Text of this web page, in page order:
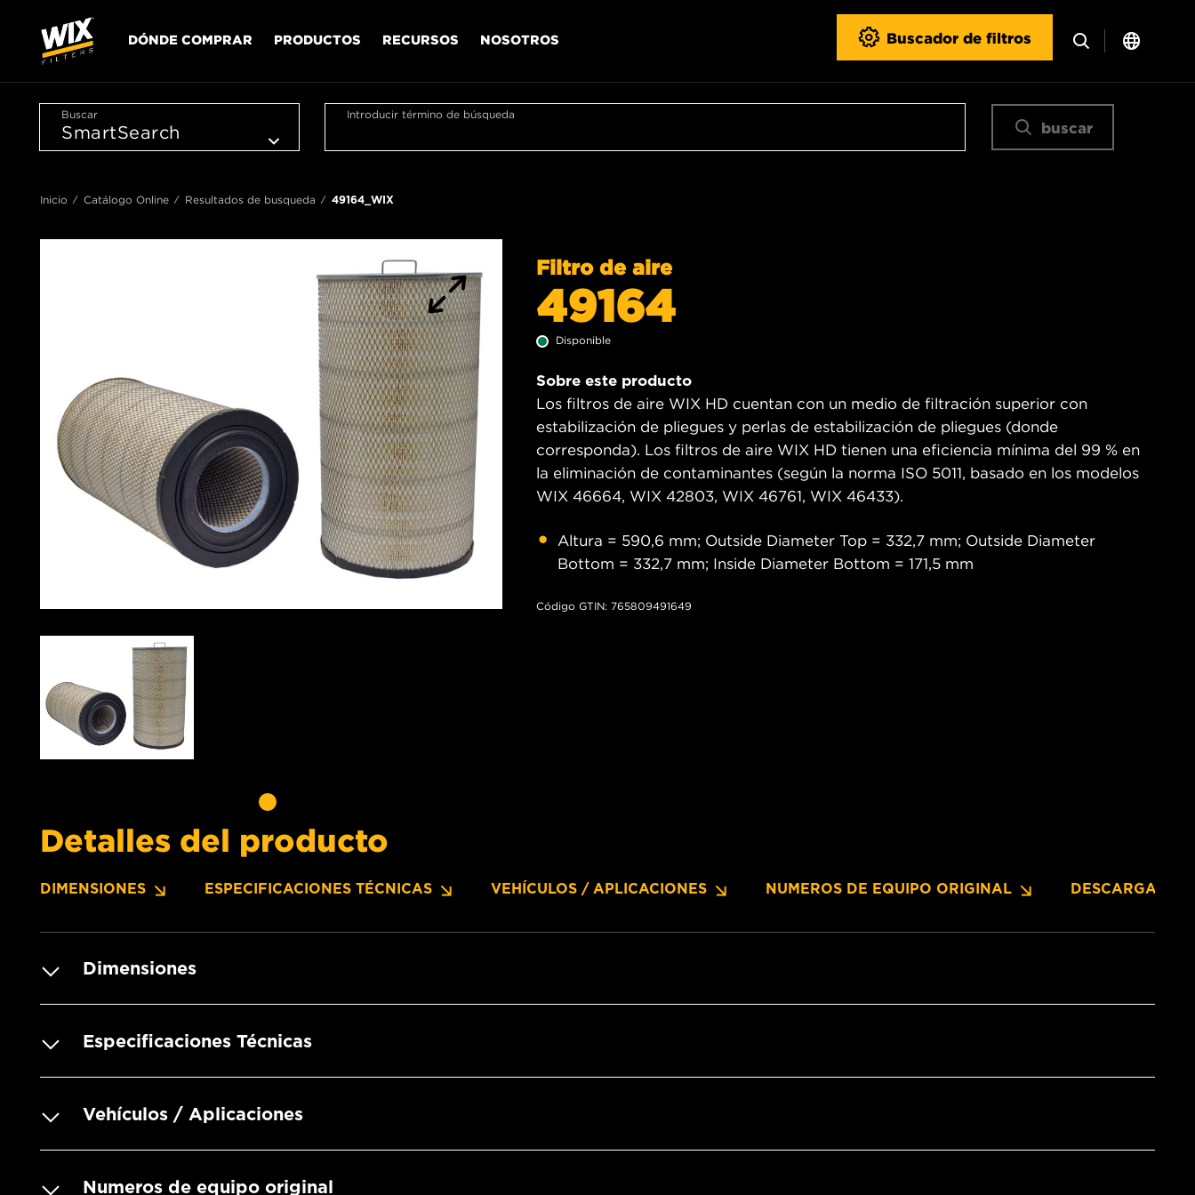
DÓNDE COMPRAR PRODUCTOS RECURSOS NOSOTROS Buscador de filtros
Buscar Introducir término de búsqueda
buscar
Inicio Catálogo Online Resultados de busqueda 49164_WIX
Filtro de aire
49164
Disponible
Sobre este producto
Los filtros de aire WIX HD cuentan con un medio de filtración superior con
estabilización de pliegues y perlas de estabilización de pliegues (donde
corresponda). Los filtros de aire WIX HD tienen una eficiencia mínima del 99 % en
la eliminación de contaminantes (según la norma ISO 5011, basado en los modelos
WIX 46664, WIX 42803, WIX 46761, WIX 46433).
Altura = 590,6 mm; Outside Diameter Top = 332,7 mm; Outside Diameter
Bottom = 332,7 mm; Inside Diameter Bottom = 171,5 mm
Código GTIN: 765809491649
Detalles del producto
DIMENSIONES ESPECIFICACIONES TÉCNICAS VEHÍCULOS / APLICACIONES NUMEROS DE EQUIPO ORIGINAL DESCARGAS
Dimensiones
Especificaciones Técnicas
Vehículos / Aplicaciones
Numeros de equipo original